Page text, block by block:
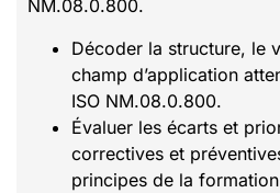
NM.08.0.800.
Décoder la structure, le
champ d’application
ISO NM.08.0.800.
Évaluer les écarts et
correctives et
principes de la